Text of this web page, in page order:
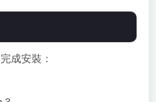
完成安裝：